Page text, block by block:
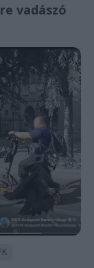
vadászó